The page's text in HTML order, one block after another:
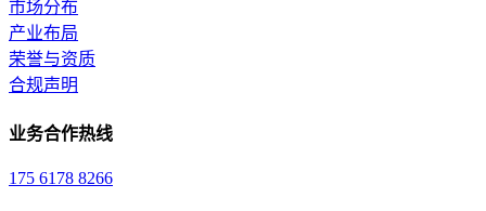
市场分布
产业布局
荣誉与资质
合规声明
业务合作热线
175 6178 8266